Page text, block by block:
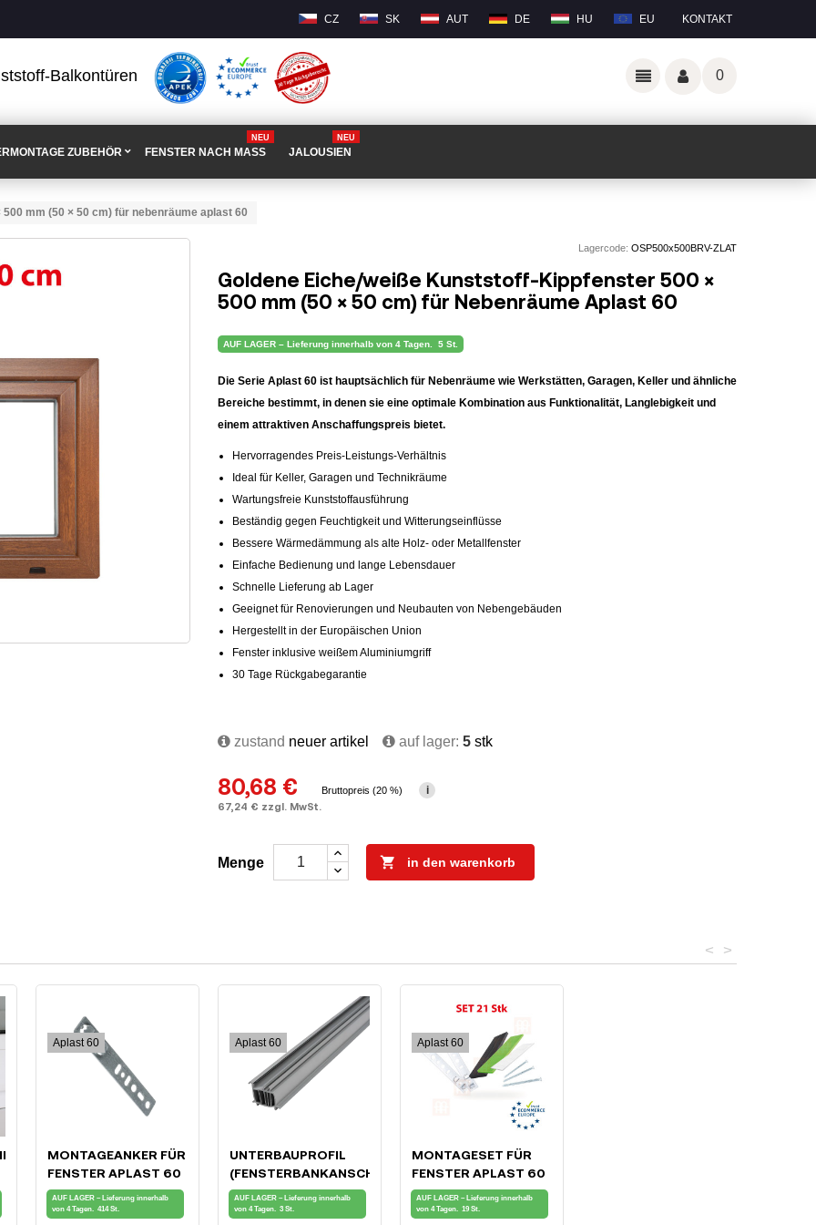
CZ SK AUT DE HU EU KONTAKT
Balkontüren 0
ZUBEHÖR FENSTER NACH MASS
NEU
JALOUSIEN
NEU
mm (50 × 50 cm) für nebenräume aplast 60
Lagercode: OSP500x500BRV-ZLAT
Goldene Eiche/weiße Kunststoff-Kippfenster 500 ×
500 mm (50 × 50 cm) für Nebenräume Aplast 60
AUF LAGER – Lieferung innerhalb von 4 Tagen. 5 St.
Die Serie Aplast 60 ist hauptsächlich für Nebenräume wie Werkstätten, Garagen, Keller und ähnliche
Bereiche bestimmt, in denen sie eine optimale Kombination aus Funktionalität, Langlebigkeit und
einem attraktiven Anschaffungspreis bietet.
Hervorragendes Preis-Leistungs-Verhältnis
Ideal für Keller, Garagen und Technikräume
Wartungsfreie Kunststoffausführung
Beständig gegen Feuchtigkeit und Witterungseinflüsse
Bessere Wärmedämmung als alte Holz- oder Metallfenster
Einfache Bedienung und lange Lebensdauer
Schnelle Lieferung ab Lager
Geeignet für Renovierungen und Neubauten von Nebengebäuden
Hergestellt in der Europäischen Union
Fenster inklusive weißem Aluminiumgriff
30 Tage Rückgabegarantie
zustand neuer artikel auf lager: 5 stk
80,68 €
67,24 € zzgl. MwSt.
Bruttopreis (20 %) i
Menge  in den warenkorb
>
<
Aplast 60
MONTAGEANKER FÜR
FENSTER APLAST 60
AUF LAGER – Lieferung innerhalb
von 4 Tagen. 414 St.
Aplast 60
UNTERBAUPROFIL
(FENSTERBANKANSCHLUSSPROFIL)
FÜR APLAST 60
FENSTER
AUF LAGER – Lieferung innerhalb
von 4 Tagen. 3 St.
Aplast 60
MONTAGESET FÜR
FENSTER APLAST 60
AUF LAGER – Lieferung innerhalb
von 4 Tagen. 19 St.